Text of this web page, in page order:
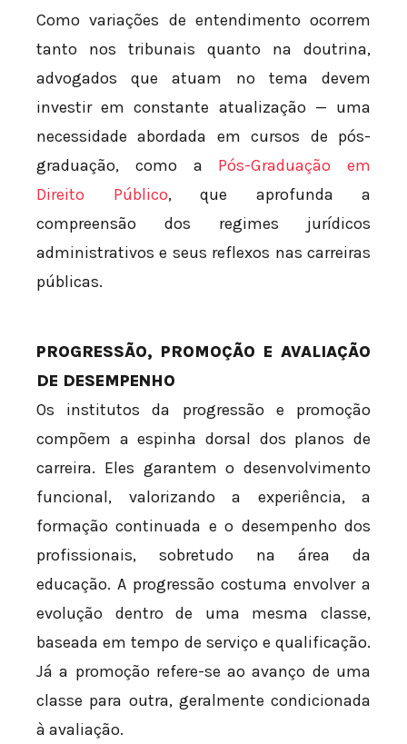
Como variações de entendimento ocorrem
tanto nos tribunais quanto na doutrina,
advogados que atuam no tema devem
investir em constante atualização — uma
necessidade abordada em cursos de pós-
graduação, como a Pós-Graduação em
Direito Público, que aprofunda a
compreensão dos regimes jurídicos
administrativos e seus reflexos nas carreiras
públicas.
PROGRESSÃO, PROMOÇÃO E AVALIAÇÃO
DE DESEMPENHO
Os institutos da progressão e promoção
compõem a espinha dorsal dos planos de
carreira. Eles garantem o desenvolvimento
funcional, valorizando a experiência, a
formação continuada e o desempenho dos
profissionais, sobretudo na área da
educação. A progressão costuma envolver a
evolução dentro de uma mesma classe,
baseada em tempo de serviço e qualificação.
Já a promoção refere-se ao avanço de uma
classe para outra, geralmente condicionada
à avaliação.